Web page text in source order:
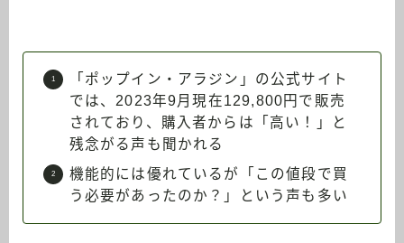
「ポップイン・アラジン」の公式サイト
では、2023年9月現在129,800円で販売
されており、購入者からは「高い！」と
残念がる声も聞かれる
機能的には優れているが「この値段で買
う必要があったのか？」という声も多い